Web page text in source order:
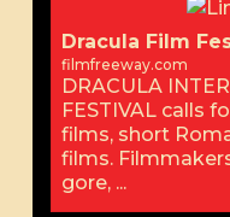
Dracula Film
filmfreeway.com
DRACULA
FESTIVAL calls
films, short
films.
gore, ...